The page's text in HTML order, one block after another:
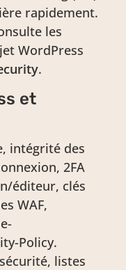
rapidement.
les
WordPress
.
et
intégrité des
2FA
éditeur, clés
WAF,
Policy.
listes